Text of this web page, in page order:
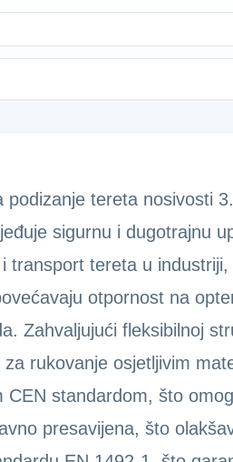
3000KG 4M
podizanje tereta nosivosti
sigurnu i dugotrajnu
transport tereta u
otpornost na
Zahvaljujući fleksibilnoj
za rukovanje osjetljivim
CEN standardom, što
presavijena, što